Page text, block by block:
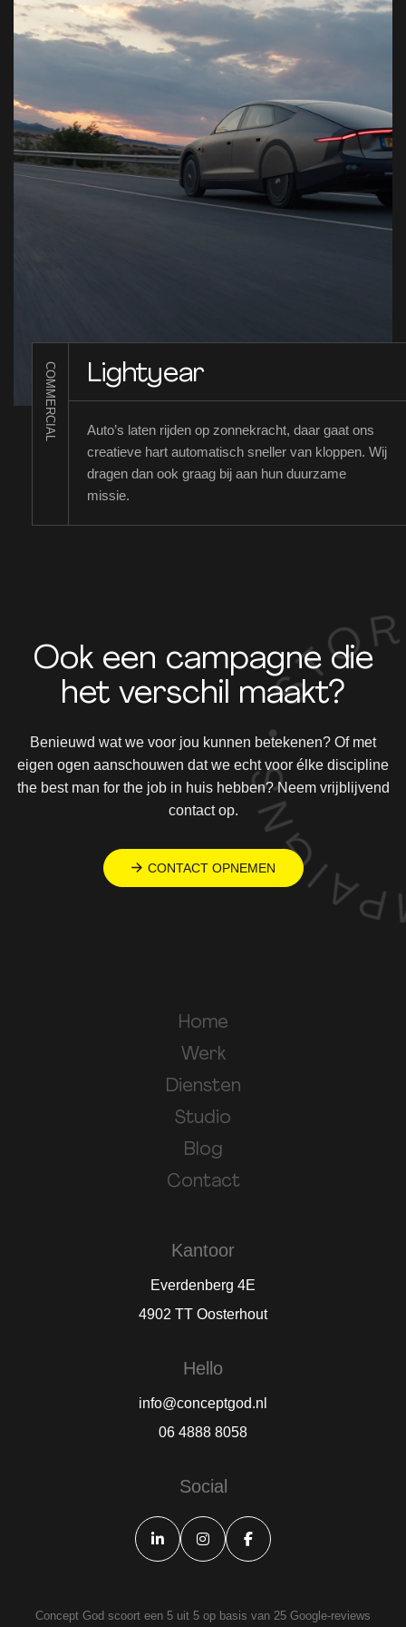
COMMERCIAL Lightyear
Auto’s laten rijden op zonnekracht, daar gaat ons
creatieve hart automatisch sneller van kloppen. Wij
dragen dan ook graag bij aan hun duurzame
missie.
Ook een campagne die
het verschil maakt?
Benieuwd wat we voor jou kunnen betekenen? Of met
eigen ogen aanschouwen dat we echt voor élke discipline
the best man for the job in huis hebben? Neem vrijblijvend
contact op.
CONTACT OPNEMEN
Home
Werk
Diensten
Studio
Blog
Contact
Kantoor
Everdenberg 4E
4902 TT Oosterhout
Hello
info@conceptgod.nl
06 4888 8058
Social
Concept God scoort een 5 uit 5 op basis van 25 Google-reviews